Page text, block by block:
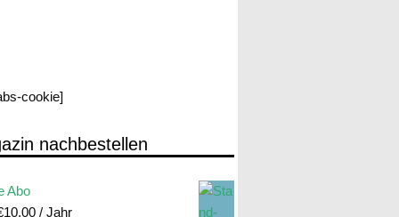
cookie]
nachbestellen
Abo
10.00 / Jahr